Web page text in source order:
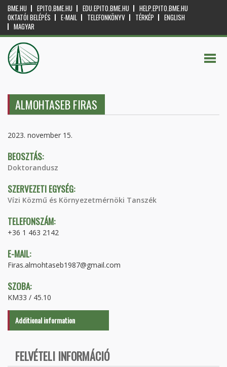
BME.HU EPITO.BME.HU EDU.EPITO.BME.HU
HELP.EPITO.BME.HU
OKTATÓI BELÉPÉS
E-MAIL TELEFONKÖNYV TÉRKÉP
ENGLISH
MAGYAR
ALMOHTASEB FIRAS
2023. november 15.
BEOSZTÁS:
Doktorandusz
SZERVEZETI EGYSÉG:
Vízi Közmű és Környezetmérnöki Tanszék
TELEFONSZÁM:
+36 1 463 2142
E-MAIL:
Firas.almohtaseb1987@gmail.com
SZOBA:
KM33 / 45.10
Additional information
FELVÉTELI INFORMÁCIÓ